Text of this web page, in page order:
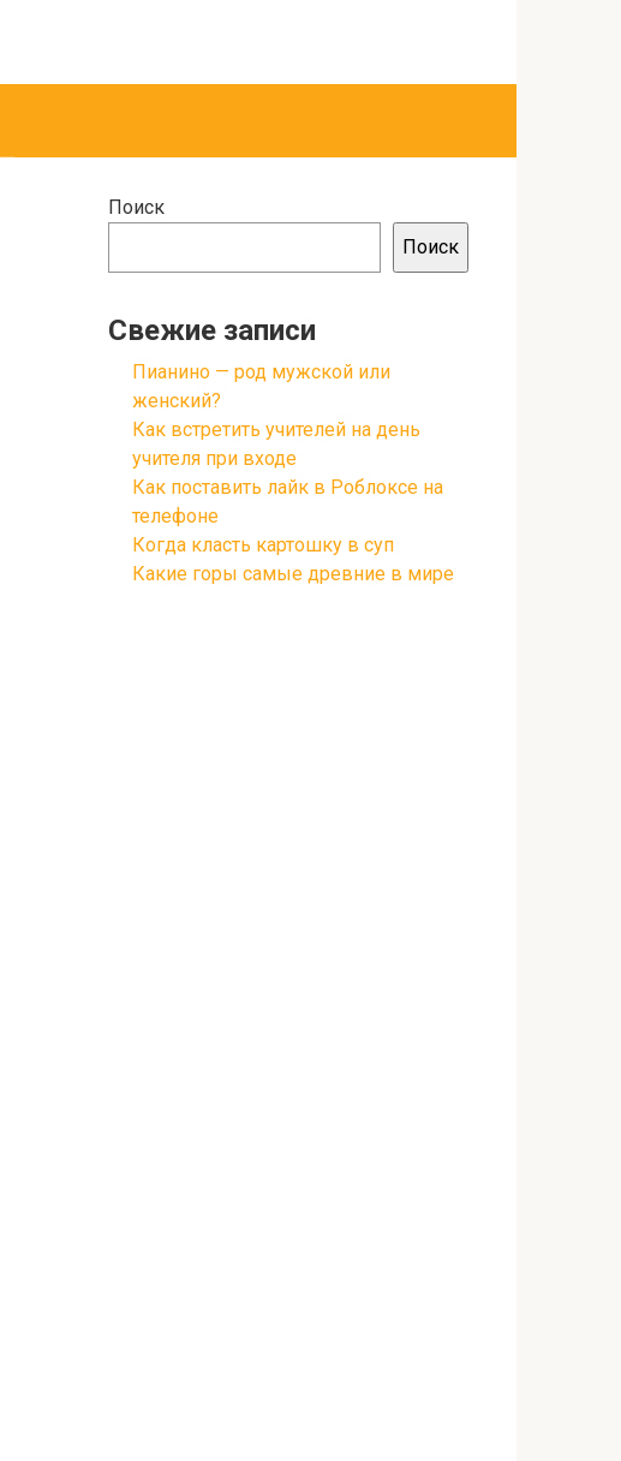
Поиск
Поиск
Свежие записи
Пианино — род мужской или
женский?
Как встретить учителей на день
учителя при входе
Как поставить лайк в Роблоксе на
телефоне
Когда класть картошку в суп
Какие горы самые древние в мире